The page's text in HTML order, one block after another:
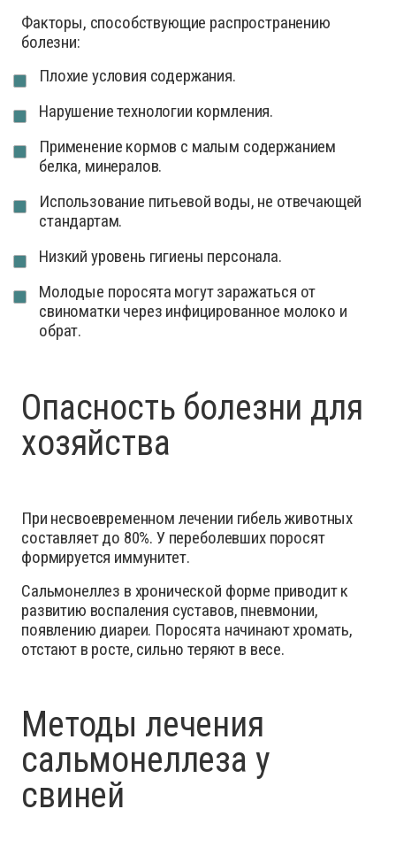
Факторы, способствующие распространению
болезни:
Плохие условия содержания.
Нарушение технологии кормления.
Применение кормов с малым содержанием
белка, минералов.
Использование питьевой воды, не отвечающей
стандартам.
Низкий уровень гигиены персонала.
Молодые поросята могут заражаться от
свиноматки через инфицированное молоко и
обрат.
Опасность болезни для
хозяйства
При несвоевременном лечении гибель животных
составляет до 80%. У переболевших поросят
формируется иммунитет.
Сальмонеллез в хронической форме приводит к
развитию воспаления суставов, пневмонии,
появлению диареи. Поросята начинают хромать,
отстают в росте, сильно теряют в весе.
Методы лечения
сальмонеллеза у
свиней